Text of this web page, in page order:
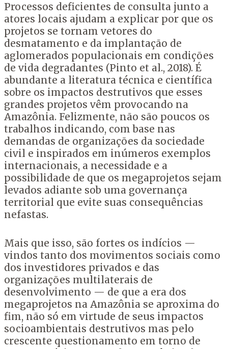
Processos deficientes de consulta junto a
atores locais ajudam a explicar por que os
projetos se tornam vetores do
desmatamento e da implantação de
aglomerados populacionais em condições
de vida degradantes (Pinto et al., 2018). É
abundante a literatura técnica e científica
sobre os impactos destrutivos que esses
grandes projetos vêm provocando na
Amazônia. Felizmente, não são poucos os
trabalhos indicando, com base nas
demandas de organizações da sociedade
civil e inspirados em inúmeros exemplos
internacionais, a necessidade e a
possibilidade de que os megaprojetos sejam
levados adiante sob uma governança
territorial que evite suas consequências
nefastas.
Mais que isso, são fortes os indícios —
vindos tanto dos movimentos sociais como
dos investidores privados e das
organizações multilaterais de
desenvolvimento — de que a era dos
megaprojetos na Amazônia se aproxima do
fim, não só em virtude de seus impactos
socioambientais destrutivos mas pelo
crescente questionamento em torno de